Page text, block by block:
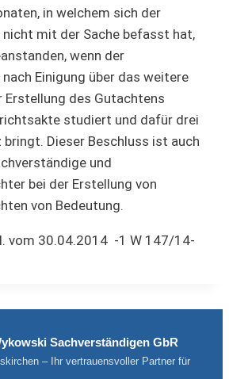
in welchem sich der
mit der Sache befasst hat,
wenn der
Einigung über das weitere
Erstellung des Gutachtens
studiert und dafür drei
Dieser Beschluss ist auch
und
bei der Erstellung von
von Bedeutung.
vom 30.04.2014 -1 W 147/14-
Sachverständigen GbR
– Ihr vertrauensvoller Partner für